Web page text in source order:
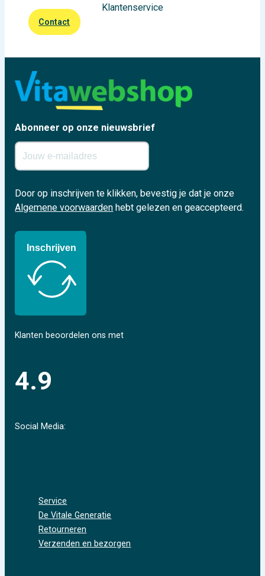
Klantenservice
Contact
Abonneer op onze nieuwsbrief
Door op inschrijven te klikken, bevestig je dat je onze
Algemene voorwaarden hebt gelezen en geaccepteerd.
Inschrijven
Klanten beoordelen ons met
4.9
Social Media:
Service
De Vitale Generatie
Retourneren
Verzenden en bezorgen